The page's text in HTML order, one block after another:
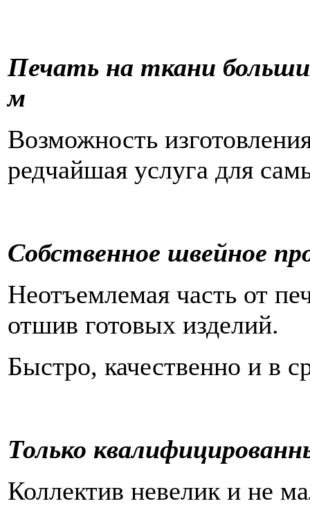
Печать на ткани
м
Возможность
редчайшая услуга для
Собственное швейное
Неотъемлемая часть от
отшив готовых изделий.
Быстро, качественно и в
Только
Коллектив невелик и не